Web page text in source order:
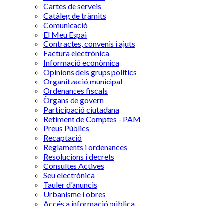
Cartes de serveis
Catàleg de tràmits
Comunicació
El Meu Espai
Contractes, convenis i ajuts
Factura electrònica
Informació econòmica
Opinions dels grups polítics
Organització municipal
Ordenances fiscals
Òrgans de govern
Participació ciutadana
Retiment de Comptes - PAM
Preus Públics
Recaptació
Reglaments i ordenances
Resolucions i decrets
Consultes Actives
Seu electrònica
Tauler d'anuncis
Urbanisme i obres
Accés a informació pública